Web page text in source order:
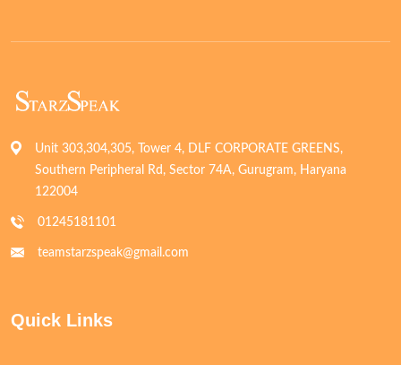
Unit 303,304,305, Tower 4, DLF CORPORATE GREENS,
Southern Peripheral Rd, Sector 74A, Gurugram, Haryana
122004
01245181101
teamstarzspeak@gmail.com
Quick Links